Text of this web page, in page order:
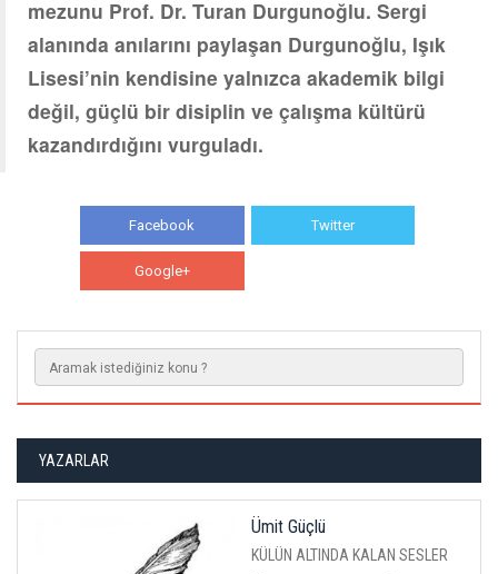
mezunu Prof. Dr. Turan Durgunoğlu. Sergi
alanında anılarını paylaşan Durgunoğlu, Işık
Lisesi’nin kendisine yalnızca akademik bilgi
değil, güçlü bir disiplin ve çalışma kültürü
kazandırdığını vurguladı.
Facebook Twitter
Google+
YAZARLAR
Ümit Güçlü
KÜLÜN ALTINDA KALAN SESLER